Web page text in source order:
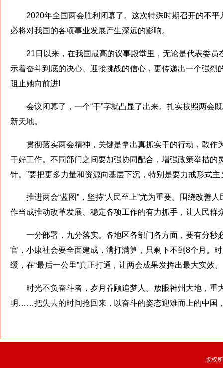
2020年全国两会胜利闭幕了。这次特殊时期召开的不平
必将对我国的各项事业发展产生深远的影响。
21日以来，在我国最高的议事殿堂里，无论是代表委员
示着奋斗到底的决心、迎接挑战的信心，更传递出一个强
阻止她向前进!
会议闭幕了，一个“干”字就凸显了出来。扎实按照两会
新天地。
贯彻落实两会精神，关键是拿出真抓实干的行动，敢作
干好工作。不同部门之间要加强协同配合，增强政策举措
针。”要把更多力量和资源向基层下沉，特别是要力戒形式
推进两会“蓝图”，坚持“人民至上”尤为重要。围绕改善
作当成推动改革发展、稳定各项工作的有力抓手，让人民
一分部署，九分落实。各地区各部门各方面，要有分秒
官，小康社会要全面建成，满打满算，只剩下不到8个月。
缓，在“最后一公里”真正打通，让两会成果发挥出最大实效。
时光不负奋斗者，岁月眷顾追梦人。放眼神州大地，重
明……把失去的时间抢回来，以奋斗的姿态迎难而上的中国
版权